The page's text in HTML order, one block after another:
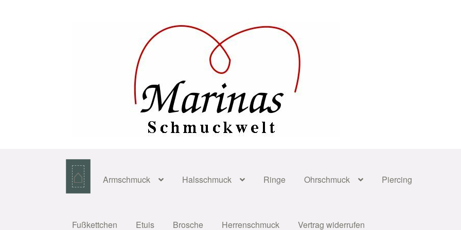
⌂ Armschmuck Halsschmuck Ringe Ohrschmuck Piercing
Fußkettchen Etuis Brosche Herrenschmuck Vertrag widerrufen